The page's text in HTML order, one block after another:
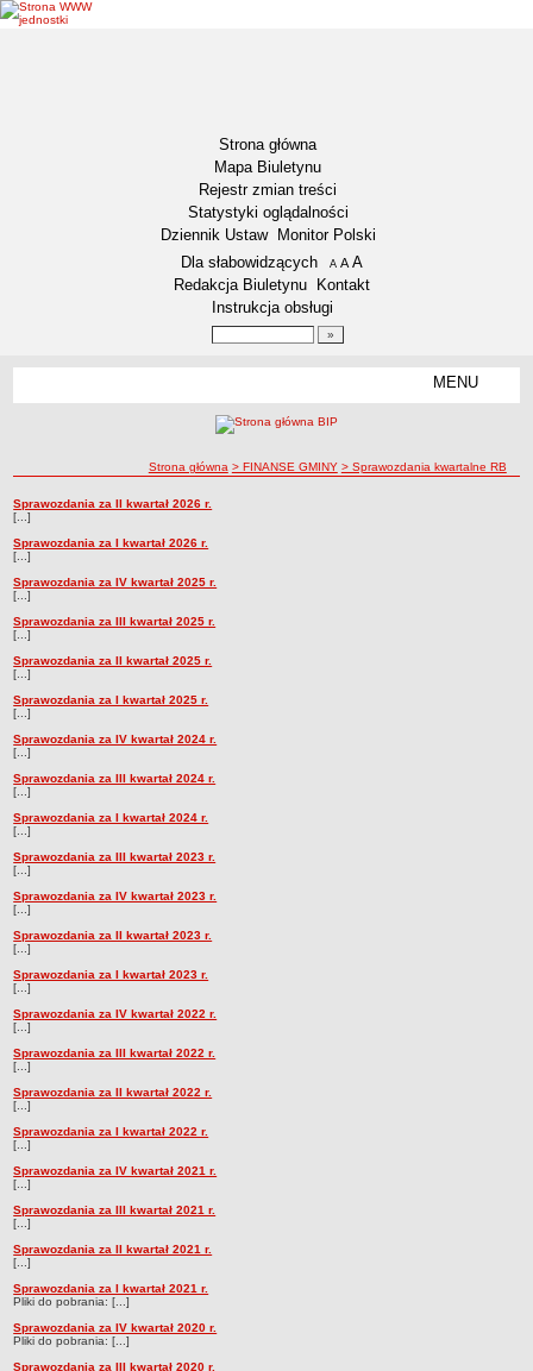
Strona główna
Mapa Biuletynu
Rejestr zmian treści
Statystyki oglądalności
Dziennik Ustaw
Monitor Polski
Menu dodatkowe
Dla słabowidzących A pomniejsz czcionkę
A standardowy rozmiar czcionki
A
Redakcja Biuletynu
Kontakt
Instrukcja obsługi
MENU
Lokalizacja
Zadania publiczne
Związki i stowarzyszenia
Rejestr instytucji kultury
RODO Klauzule informacyjne
Dane teleadresowe
Tabela informacyjna
Pracownicy urzędu - urząd gminy
Pracownicy urzędu - baza magazynowo - warsztatowa
Kompetencje referatów
Ogłoszenia o naborze na wolne stanowiska urzędnicze
Lista kandydatów spełniających wymagania formalne w naborach na
Wyniki naboru na wolne stanowiska urzędnicze
Petycje
Sygnaliści
Raporty o stanie dostępności
Wnioski
WŁADZE I STRUKTURA
ścieżka nawigacji
Strona główna > FINANSE GMINY > Sprawozdania kwartalne RB
Sprawozdania kwartalne RB
Sprawozdania kwartalne RB
Sprawozdania za II kwartał 2026 r.
[...]
Sprawozdania za I kwartał 2026 r.
[...]
Sprawozdania za IV kwartał 2025 r.
[...]
Sprawozdania za III kwartał 2025 r.
[...]
Sprawozdania za II kwartał 2025 r.
[...]
Sprawozdania za I kwartał 2025 r.
[...]
Sprawozdania za IV kwartał 2024 r.
[...]
Sprawozdania za III kwartał 2024 r.
[...]
Sprawozdania za I kwartał 2024 r.
[...]
Sprawozdania za III kwartał 2023 r.
[...]
Sprawozdania za IV kwartał 2023 r.
[...]
Sprawozdania za II kwartał 2023 r.
[...]
Sprawozdania za I kwartał 2023 r.
[...]
Sprawozdania za IV kwartał 2022 r.
[...]
Sprawozdania za III kwartał 2022 r.
[...]
Sprawozdania za II kwartał 2022 r.
[...]
Sprawozdania za I kwartał 2022 r.
[...]
Sprawozdania za IV kwartał 2021 r.
[...]
Sprawozdania za III kwartał 2021 r.
[...]
Sprawozdania za II kwartał 2021 r.
[...]
Sprawozdania za I kwartał 2021 r.
Pliki do pobrania: [...]
Sprawozdania za IV kwartał 2020 r.
Pliki do pobrania: [...]
Sprawozdania za III kwartał 2020 r.